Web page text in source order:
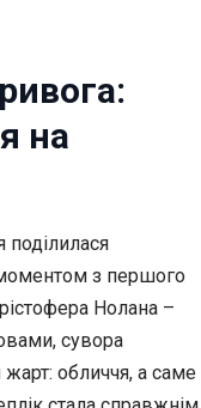
на
поділилася
з першого
Нолана –
сувора
жарт: обличчя, а саме